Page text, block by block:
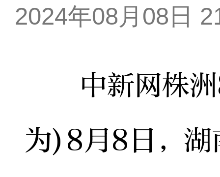
2024年08月08日
中新网株洲
为)8月8日，湖